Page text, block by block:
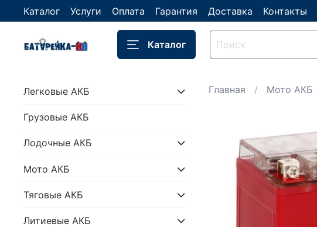
Каталог Услуги Оплата Гарантия Доставка Контакты
Каталог
Главная Мото АКБ
Легковые АКБ
Грузовые АКБ
Лодочные АКБ
Мото АКБ
Тяговые АКБ
Литиевые АКБ